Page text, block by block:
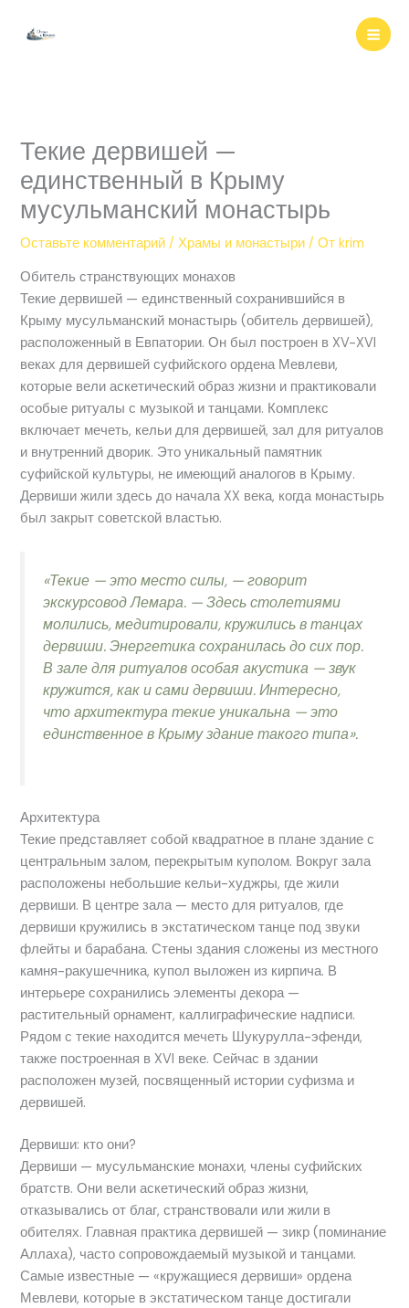
Текие дервишей —
единственный в Крыму
мусульманский монастырь
Оставьте комментарий /Храмы и монастыри / Отkrim
Обитель странствующих монахов
Текие дервишей — единственный сохранившийся в
Крыму мусульманский монастырь (обитель дервишей),
расположенный в Евпатории. Он был построен в XV-XVI
веках для дервишей суфийского ордена Мевлеви,
которые вели аскетический образ жизни и практиковали
особые ритуалы с музыкой и танцами. Комплекс
включает мечеть, кельи для дервишей, зал для ритуалов
и внутренний дворик. Это уникальный памятник
суфийской культуры, не имеющий аналогов в Крыму.
Дервиши жили здесь до начала XX века, когда монастырь
был закрыт советской властью.
«Текие — это место силы, — говорит
экскурсовод Лемара. — Здесь столетиями
молились, медитировали, кружились в танцах
дервиши. Энергетика сохранилась до сих пор.
В зале для ритуалов особая акустика — звук
кружится, как и сами дервиши. Интересно,
что архитектура текие уникальна — это
единственное в Крыму здание такого типа».
Архитектура
Текие представляет собой квадратное в плане здание с
центральным залом, перекрытым куполом. Вокруг зала
расположены небольшие кельи-худжры, где жили
дервиши. В центре зала — место для ритуалов, где
дервиши кружились в экстатическом танце под звуки
флейты и барабана. Стены здания сложены из местного
камня-ракушечника, купол выложен из кирпича. В
интерьере сохранились элементы декора —
растительный орнамент, каллиграфические надписи.
Рядом с текие находится мечеть Шукурулла-эфенди,
также построенная в XVI веке. Сейчас в здании
расположен музей, посвященный истории суфизма и
дервишей.
Дервиши: кто они?
Дервиши — мусульманские монахи, члены суфийских
братств. Они вели аскетический образ жизни,
отказывались от благ, странствовали или жили в
обителях. Главная практика дервишей — зикр (поминание
Аллаха), часто сопровождаемый музыкой и танцами.
Самые известные — «кружащиеся дервиши» ордена
Мевлеви, которые в экстатическом танце достигали